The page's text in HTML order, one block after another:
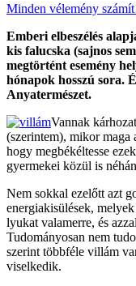
Minden vélemény
Emberi elbeszélés
kis falucska (sajnos
megtörtént esemény
hónapok hosszú sora.
Anyatermészet.
Vannak
(szerintem), mikor
hogy megbékéltesse
gyermekei közül is
Nem sokkal ezelőtt azt
energiakisülések,
lyukat valamerre, és
Tudományosan nem
szerint többféle villám
viselkedik.